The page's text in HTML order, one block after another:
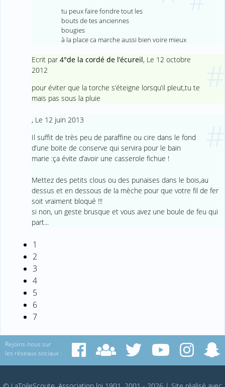
tu peux faire fondre tout les
bouts de tes anciennes
bougies
à la place ca marche aussi bien voire mieux
Ecrit par 4°de la cordé de l’écureil, Le 12 octobre
2012
pour éviter que la torche s’éteigne lorsqu’il pleut,tu te
mais pas sous la pluie
, Le 12 juin 2013
Il suffit de très peu de paraffine ou cire dans le fond
d’une boite de conserve qui servira pour le bain
marie :ça évite d’avoir une casserole fichue !
Mettez des petits clous ou des punaises dans le bois,au
dessus et en dessous de la mèche pour que votre fil de fer
soit vraiment bloqué !!!
si non, un geste brusque et vous avez une boule de feu qui
part...
1
2
3
4
5
6
7
Rejoins-nous sur
les réseaux sociaux :